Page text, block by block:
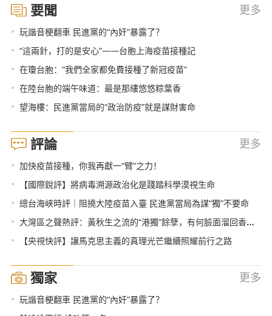
要聞 更多
• 玩諧音梗翻車 民進黨的“內奸”暴露了？
• “這兩針，打的是安心”——台胞上海疫苗接種記
• 在瓊台胞：“我們全家都免費接種了新冠疫苗”
• 在陸台胞的端午味道：最是那縷悠悠粽葉香
• 望海樓：民進黨當局的“政治防疫”就是謀財害命
評論 更多
• 加快疫苗接種，你我再獻一“臂”之力！
• 【國際銳評】將病毒溯源政治化是踐踏科學漠視生命
• 總台海峽時評｜阻撓大陸疫苗入臺 民進黨當局為謀“獨”不要命
• 大灣區之聲熱評：黃秋生之流的“港獨”餘孽，有何臉面溜回香港？
• 【央視快評】讓馬克思主義的真理光芒繼續照耀前行之路
獨家 更多
• 玩諧音梗翻車 民進黨的“內奸”暴露了？